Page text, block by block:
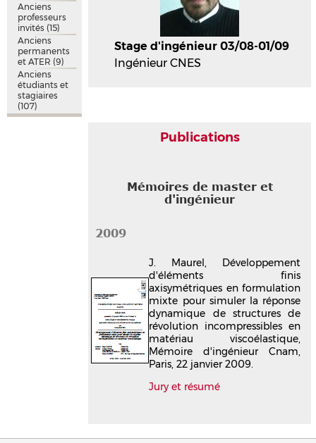
Stage d'ingénieur 03/08-01/09
Ingénieur CNES
Publications
Mémoires de master et
d'ingénieur
2009
J. Maurel, Développement
d'éléments finis
axisymétriques en formulation
mixte pour simuler la réponse
dynamique de structures de
révolution incompressibles en
matériau viscoélastique,
Mémoire d'ingénieur Cnam,
Paris, 22 janvier 2009.
Jury et résumé
Anciens
professeurs
invités (15)
Anciens
permanents
et ATER (9)
Anciens
étudiants et
stagiaires
(107)